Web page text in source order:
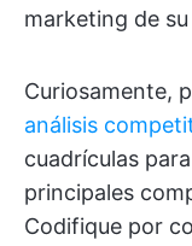
marketing de
Curiosamente,
análisis
cuadrículas
principales
Codifique por